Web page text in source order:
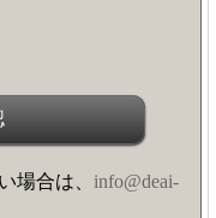
場合は、 info@deai-